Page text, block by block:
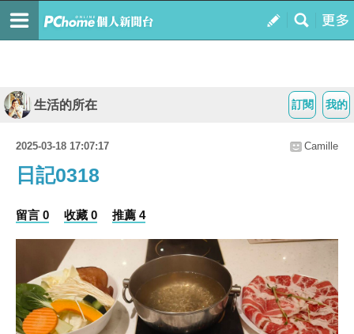
我的
訂閱
生活的所在
2025-03-18 17:07:17 Camille
日記0318
留言 0 收藏 0 推薦 4